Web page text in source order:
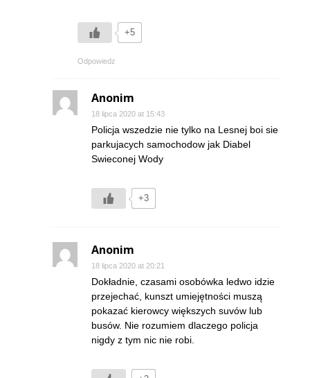
+5
Odpowiedz
Anonim
18 lipca 2020 at 15:43
Policja wszedzie nie tylko na Lesnej boi sie
parkujacych samochodow jak Diabel
Swieconej Wody
+3
Anonim
18 lipca 2020 at 20:21
Dokładnie, czasami osobówka ledwo idzie
przejechać, kunszt umiejętności muszą
pokazać kierowcy większych suvów lub
busów. Nie rozumiem dlaczego policja
nigdy z tym nic nie robi.